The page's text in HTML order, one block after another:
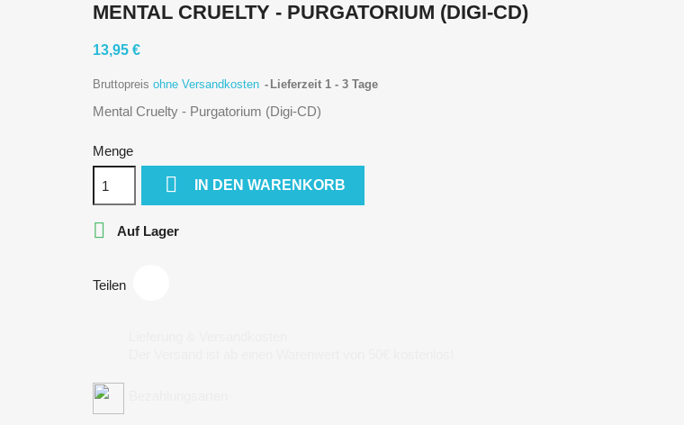
MENTAL CRUELTY - PURGATORIUM (DIGI-CD)
13,95 €
Bruttopreis ohne Versandkosten Lieferzeit 1 - 3 Tage
Mental Cruelty - Purgatorium (Digi-CD)
Menge
 IN DEN WARENKORB
 Auf Lager
Teilen